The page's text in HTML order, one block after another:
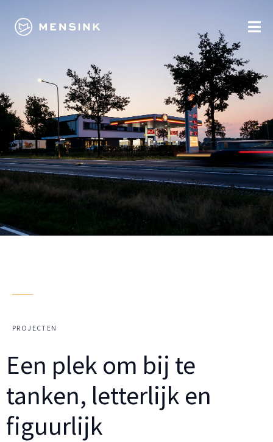
PROJECTEN
Een plek om bij te
tanken, letterlijk en
figuurlijk